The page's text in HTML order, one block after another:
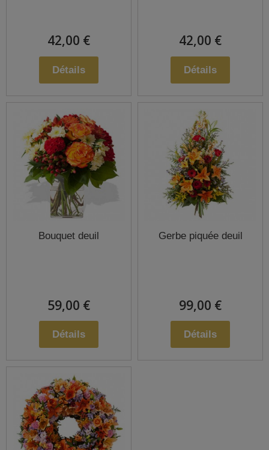
42,00 €
Détails
42,00 €
Détails
Bouquet deuil
59,00 €
Détails
Gerbe piquée deuil
99,00 €
Détails